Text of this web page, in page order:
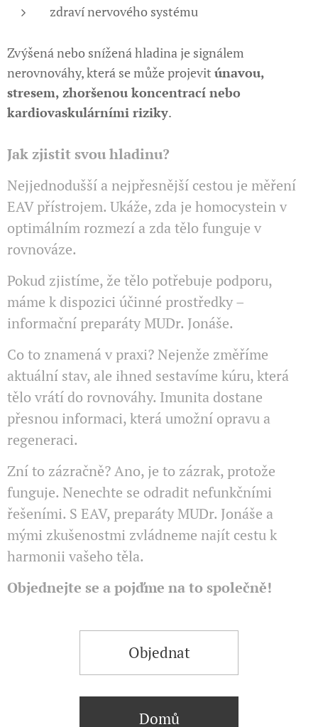
zdraví nervového systému
Zvýšená nebo snížená hladina je signálem
nerovnováhy, která se může projevit únavou,
stresem, zhoršenou koncentrací nebo
kardiovaskulárními riziky.
Jak zjistit svou hladinu?
Nejjednodušší a nejpřesnější cestou je měření
EAV přístrojem. Ukáže, zda je homocystein v
optimálním rozmezí a zda tělo funguje v
rovnováze.
Pokud zjistíme, že tělo potřebuje podporu,
máme k dispozici účinné prostředky –
informační preparáty MUDr. Jonáše.
Co to znamená v praxi? Nejenže změříme
aktuální stav, ale ihned sestavíme kúru, která
tělo vrátí do rovnováhy. Imunita dostane
přesnou informaci, která umožní opravu a
regeneraci.
Zní to zázračně? Ano, je to zázrak, protože
funguje. Nenechte se odradit nefunkčními
řešeními. S EAV, preparáty MUDr. Jonáše a
mými zkušenostmi zvládneme najít cestu k
harmonii vašeho těla.
Objednejte se a pojďme na to společně!
Objednat
Domů